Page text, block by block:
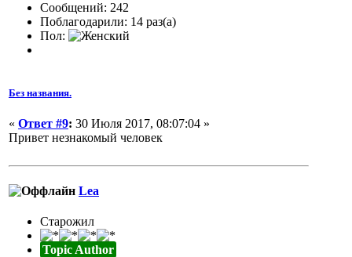
Сообщений: 242
Поблагодарили: 14 раз(а)
Пол:
Без названия.
« Ответ #9: 30 Июля 2017, 08:07:04 »
Привет незнакомый человек
Lea
Старожил
Topic Author